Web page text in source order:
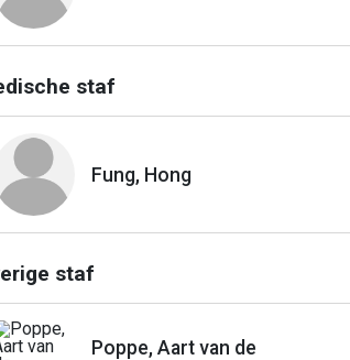
staf
Fung, Hong
staf
Poppe, Aart van de